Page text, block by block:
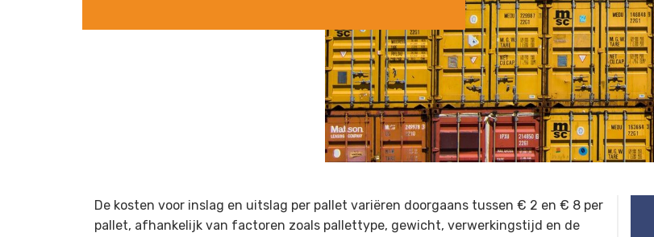
De kosten voor inslag en uitslag per pallet variëren doorgaans tussen € 2 en € 8 per
pallet, afhankelijk van factoren zoals pallettype, gewicht, verwerkingstijd en de